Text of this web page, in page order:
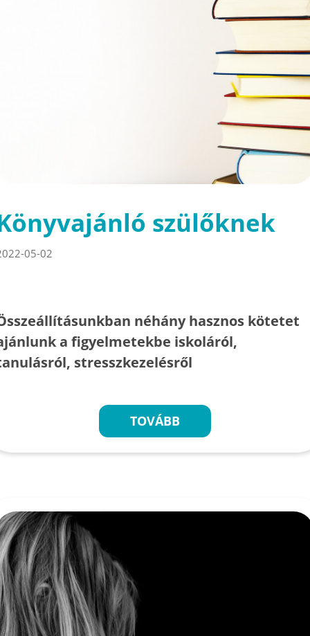
szülőknek
05-02
néhány hasznos kötetet
a figyelmetekbe iskoláról,
stresszkezelésről
TOVÁBB